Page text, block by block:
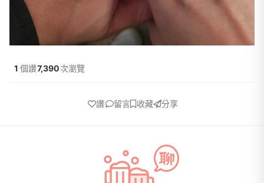
1 個讚7,390次瀏覽
讚 留言 收藏 分享